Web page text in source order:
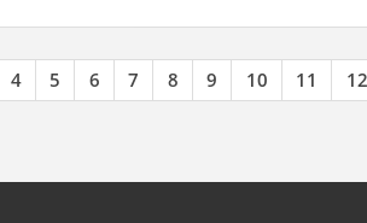
4 5 6 7 8 9 10 11 12